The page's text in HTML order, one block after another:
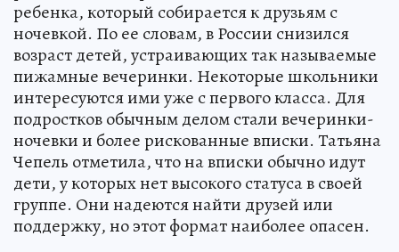
ребенка, который собирается к друзьям с
ночевкой. По ее словам, в России снизился
возраст детей, устраивающих так называемые
пижамные вечеринки. Некоторые школьники
интересуются ими уже с первого класса. Для
подростков обычным делом стали вечеринки-
ночевки и более рискованные вписки. Татьяна
Чепель отметила, что на вписки обычно идут
дети, у которых нет высокого статуса в своей
группе. Они надеются найти друзей или
поддержку, но этот формат наиболее опасен.